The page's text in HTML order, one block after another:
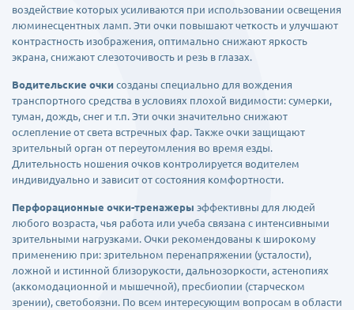
воздействие которых усиливаются при использовании освещения
люминесцентных ламп. Эти очки повышают четкость и улучшают
контрастность изображения, оптимально снижают яркость
экрана, снижают слезоточивость и резь в глазах.
Водительские очки созданы специально для вождения
транспортного средства в условиях плохой видимости: сумерки,
туман, дождь, снег и т.п. Эти очки значительно снижают
ослепление от света встречных фар. Также очки защищают
зрительный орган от переутомления во время езды.
Длительность ношения очков контролируется водителем
индивидуально и зависит от состояния комфортности.
Перфорационные очки-тренажеры эффективны для людей
любого возраста, чья работа или учеба связана с интенсивными
зрительными нагрузками. Очки рекомендованы к широкому
применению при: зрительном перенапряжении (усталости),
ложной и истинной близорукости, дальнозоркости, астенопиях
(аккомодационной и мышечной), пресбиопии (старческом
зрении), светобоязни. По всем интересующим вопросам в области